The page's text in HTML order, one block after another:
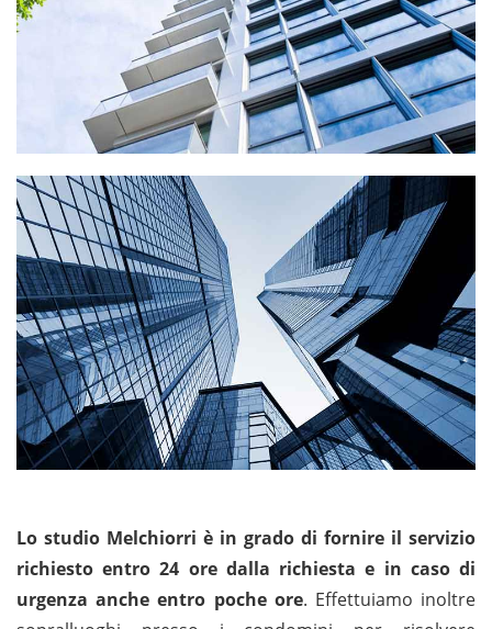
Lo studio Melchiorri è in grado di fornire il servizio
richiesto entro 24 ore dalla richiesta e in caso di
urgenza anche entro poche ore. Effettuiamo inoltre